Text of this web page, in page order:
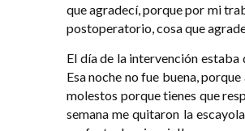
que agradecí, porque por mi
postoperatorio, cosa que
El día de la intervención
Esa noche no fue buena,
molestos porque tienes que
semana me quitaron la